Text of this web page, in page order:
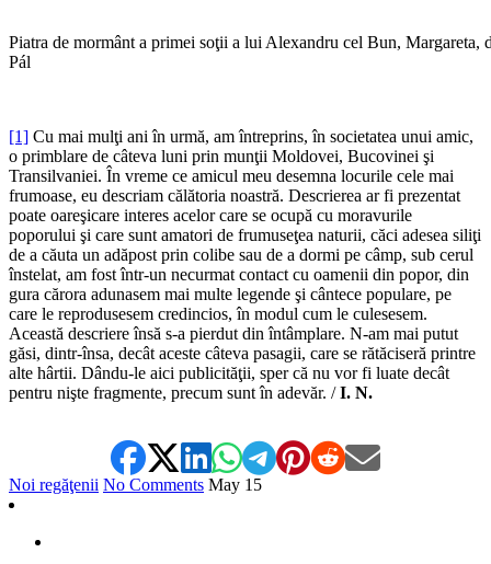
Piatra de mormânt a primei soţii a lui Alexandru cel Bun, Margareta,
Pál
[1] Cu mai mulţi ani în urmă, am întreprins, în societatea unui amic,
o primblare de câteva luni prin munţii Moldovei, Bucovinei şi
Transilvaniei. În vreme ce amicul meu desemna locurile cele mai
frumoase, eu descriam călătoria noastră. Descrierea ar fi prezentat
poate oareşicare interes acelor care se ocupă cu moravurile
poporului şi care sunt amatori de frumuseţea naturii, căci adesea siliţi
de a căuta un adăpost prin colibe sau de a dormi pe câmp, sub cerul
înstelat, am fost într-un necurmat contact cu oamenii din popor, din
gura cărora adunasem mai multe legende şi cântece populare, pe
care le reprodusesem credincios, în modul cum le culesesem.
Această descriere însă s-a pierdut din întâmplare. N-am mai putut
găsi, dintr-însa, decât aceste câteva pasagii, care se rătăciseră printre
alte hârtii. Dându-le aici publicităţii, sper că nu vor fi luate decât
pentru nişte fragmente, precum sunt în adevăr. /I. N.
Noi regăţenii No Comments May 15